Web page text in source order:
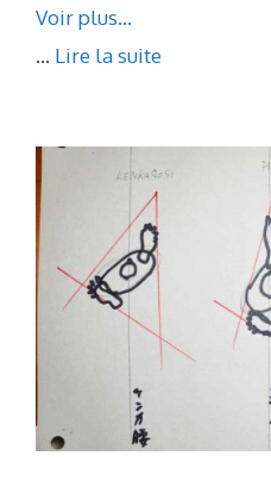
Voir plus…
... Lire la suite